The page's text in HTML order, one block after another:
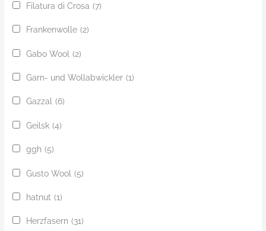
Filatura di Crosa (7)
Frankenwolle (2)
Gabo Wool (2)
Garn- und Wollabwickler (1)
Gazzal (6)
Geilsk (4)
ggh (5)
Gusto Wool (5)
hatnut (1)
Herzfasern (31)